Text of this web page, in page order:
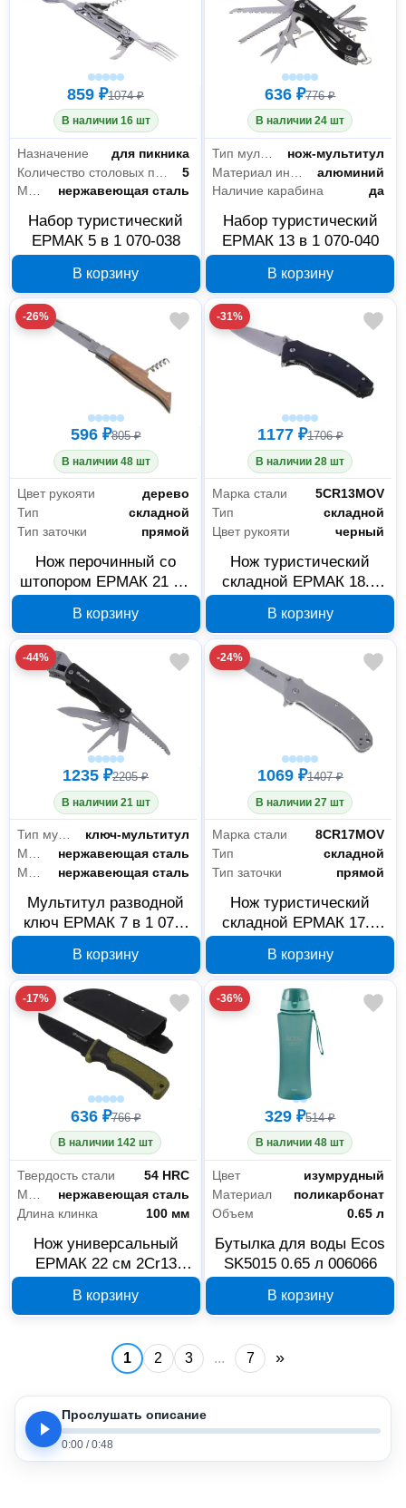
859 ₽1074 ₽
В наличии 16 шт
Назначение
для пикника
5
Материал
нержавеющая сталь
Набор туристический
ЕРМАК 5 в 1 070-038
В корзину
636 ₽776 ₽
В наличии 24 шт
Тип мультиинструмента
нож-мультитул
алюминий
Наличие карабина
да
Набор туристический
ЕРМАК 13 в 1 070-040
В корзину
-26%
596 ₽805 ₽
В наличии 48 шт
Цвет рукояти
дерево
Тип
складной
Тип заточки
прямой
Нож перочинный со
штопором ЕРМАК 21 см
В корзину
-31%
1177 ₽1706 ₽
В наличии 28 шт
Марка стали
5CR13MOV
Тип
складной
Цвет рукояти
черный
Нож туристический
складной ЕРМАК 18.8
В корзину
-44%
1235 ₽2205 ₽
В наличии 21 шт
Тип мультиинструмента
ключ-мультитул
нержавеющая сталь
нержавеющая сталь
Мультитул разводной
ключ ЕРМАК 7 в 1 070-
В корзину
-24%
1069 ₽1407 ₽
В наличии 27 шт
Марка стали
8CR17MOV
Тип
складной
Тип заточки
прямой
Нож туристический
складной ЕРМАК 17.5
В корзину
-17%
636 ₽766 ₽
В наличии 142 шт
Твердость стали
54 HRC
нержавеющая сталь
Длина клинка
100 мм
Нож универсальный
ЕРМАК 22 см 2Cr13
В корзину
-36%
329 ₽514 ₽
В наличии 48 шт
Цвет
изумрудный
Материал
поликарбонат
Объем
0.65 л
Бутылка для воды Ecos
SK5015 0.65 л 006066
В корзину
1 2 3 ... 7 »
Прослушать описание
0:00 / 0:48